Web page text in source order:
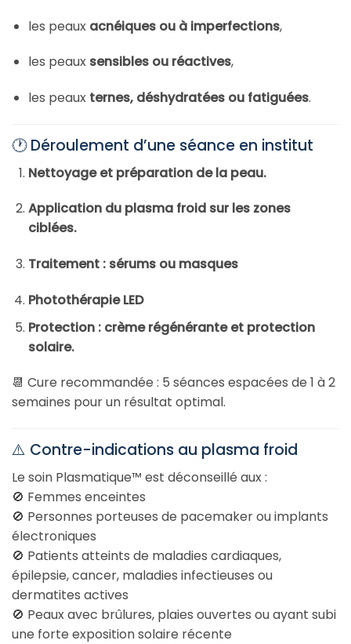
les peaux acnéiques ou à imperfections,
les peaux sensibles ou réactives,
les peaux ternes, déshydratées ou fatiguées.
🕐 Déroulement d’une séance en institut
Nettoyage et préparation de la peau.
Application du plasma froid sur les zones
ciblées.
Traitement : sérums ou masques
Photothérapie LED
Protection : crème régénérante et protection
solaire.
📆 Cure recommandée : 5 séances espacées de 1 à 2
semaines pour un résultat optimal.
⚠️ Contre-indications au plasma froid
Le soin Plasmatique™ est déconseillé aux :
🚫 Femmes enceintes
🚫 Personnes porteuses de pacemaker ou implants
électroniques
🚫 Patients atteints de maladies cardiaques,
épilepsie, cancer, maladies infectieuses ou
dermatites actives
🚫 Peaux avec brûlures, plaies ouvertes ou ayant subi
une forte exposition solaire récente